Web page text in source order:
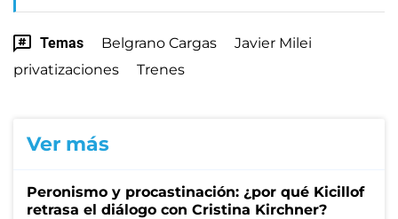
Temas Belgrano Cargas
Javier Milei
privatizaciones
Trenes
Ver más
Peronismo y procastinación: ¿por qué Kicillof
retrasa el diálogo con Cristina Kirchner?